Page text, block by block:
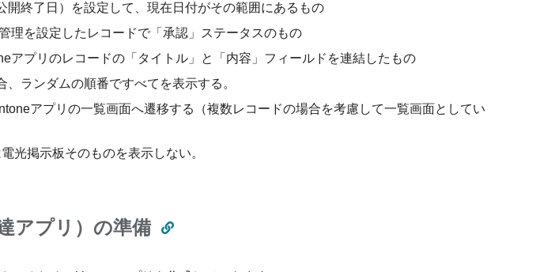
開終了日）を設定して、現在日付がその範囲にあるもの
理を設定したレコードで「承認」ステータスのもの
アプリのレコードの「タイトル」と「内容」フィールドを連結したもの
ランダムの順番ですべてを表示する。
アプリの一覧画面へ遷移する（複数レコードの場合を考慮して一覧画面としてい
光掲示板そのものを表示しない。
アプリ）の準備